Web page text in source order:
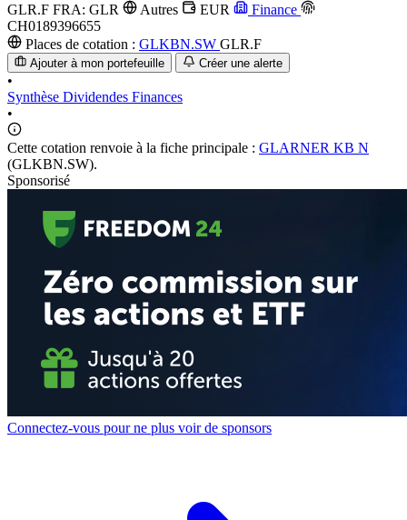
GLR.F FRA: GLR Autres EUR
Finance
CH0189396655
Places de cotation : GLKBN.SW GLR.F
Ajouter à mon portefeuille Créer une alerte
•
Synthèse Dividendes Finances
•
Cette cotation renvoie à la fiche principale : GLARNER KB N
(GLKBN.SW).
Sponsorisé
Connectez-vous pour ne plus voir de sponsors